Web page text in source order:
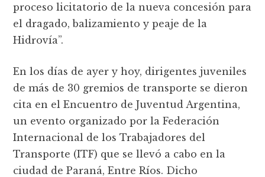
proceso licitatorio de la nueva concesión para
el dragado, balizamiento y peaje de la
Hidrovía”.
En los días de ayer y hoy, dirigentes juveniles
de más de 30 gremios de transporte se dieron
cita en el Encuentro de Juventud Argentina,
un evento organizado por la Federación
Internacional de los Trabajadores del
Transporte (ITF) que se llevó a cabo en la
ciudad de Paraná, Entre Ríos. Dicho